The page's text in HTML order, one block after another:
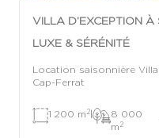
VILLA D’EXCEPTION
LUXE & SÉRÉNITÉ
Location saisonnière
Cap-Ferrat
1 200 m 2|
8 000
m 2